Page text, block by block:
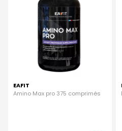
EAFIT
Amino Max pro 375 comprimés